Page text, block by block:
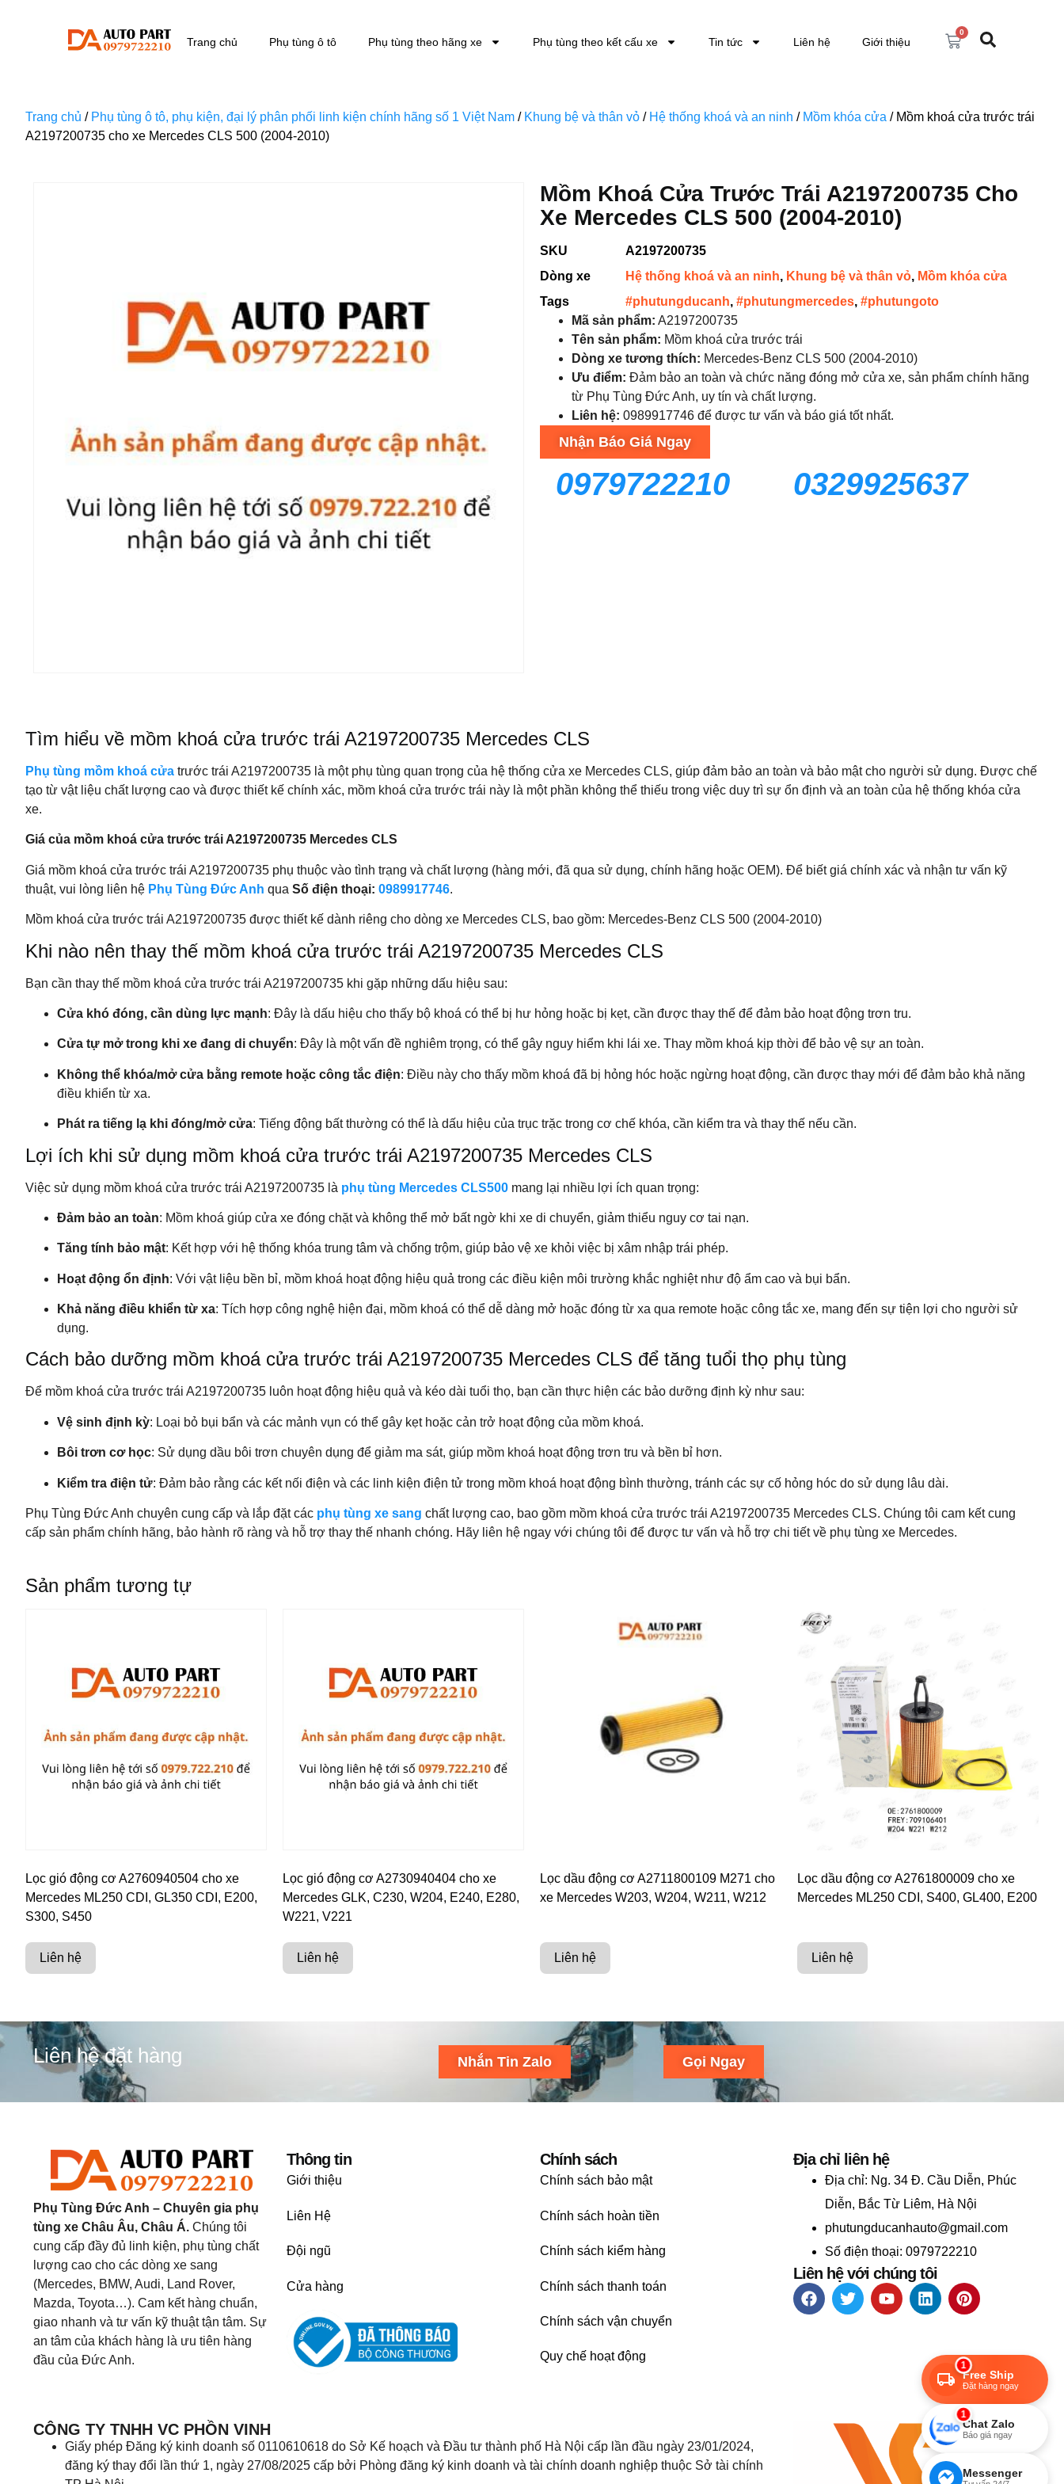
Trang chủ Phụ tùng ô tô Phụ tùng theo hãng xe Phụ tùng theo kết cấu xe Tin tức Liên hệ Giới thiệu
0
Trang chủ / Phụ tùng ô tô, phụ kiện, đại lý phân phối linh kiện chính hãng số 1 Việt Nam / Khung bệ và thân vỏ / Hệ thống khoá và an ninh / Mồm khóa cửa / Mồm khoá cửa trước trái
A2197200735 cho xe Mercedes CLS 500 (2004-2010)
Mồm Khoá Cửa Trước Trái A2197200735 Cho
Xe Mercedes CLS 500 (2004-2010)
SKU
A2197200735
Dòng xe
Hệ thống khoá và an ninh, Khung bệ và thân vỏ, Mồm khóa cửa
Tags
#phutungducanh, #phutungmercedes, #phutungoto
Mã sản phẩm: A2197200735
Tên sản phẩm: Mồm khoá cửa trước trái
Dòng xe tương thích: Mercedes-Benz CLS 500 (2004-2010)
Ưu điểm: Đảm bảo an toàn và chức năng đóng mở cửa xe, sản phẩm chính hãng
từ Phụ Tùng Đức Anh, uy tín và chất lượng.
Liên hệ: 0989917746 để được tư vấn và báo giá tốt nhất.
Nhận Báo Giá Ngay
0979722210 0329925637
Tìm hiểu về mồm khoá cửa trước trái A2197200735 Mercedes CLS
Phụ tùng mồm khoá cửa trước trái A2197200735 là một phụ tùng quan trọng của hệ thống cửa xe Mercedes CLS, giúp đảm bảo an toàn và bảo mật cho người sử dụng. Được chế
tạo từ vật liệu chất lượng cao và được thiết kế chính xác, mồm khoá cửa trước trái này là một phần không thể thiếu trong việc duy trì sự ổn định và an toàn của hệ thống khóa cửa
xe.
Giá của mồm khoá cửa trước trái A2197200735 Mercedes CLS
Giá mồm khoá cửa trước trái A2197200735 phụ thuộc vào tình trạng và chất lượng (hàng mới, đã qua sử dụng, chính hãng hoặc OEM). Để biết giá chính xác và nhận tư vấn kỹ
thuật, vui lòng liên hệ Phụ Tùng Đức Anh qua Số điện thoại: 0989917746.
Mồm khoá cửa trước trái A2197200735 được thiết kế dành riêng cho dòng xe Mercedes CLS, bao gồm: Mercedes-Benz CLS 500 (2004-2010)
Khi nào nên thay thế mồm khoá cửa trước trái A2197200735 Mercedes CLS
Bạn cần thay thế mồm khoá cửa trước trái A2197200735 khi gặp những dấu hiệu sau:
Cửa khó đóng, cần dùng lực mạnh: Đây là dấu hiệu cho thấy bộ khoá có thể bị hư hỏng hoặc bị kẹt, cần được thay thế để đảm bảo hoạt động trơn tru.
Cửa tự mở trong khi xe đang di chuyển: Đây là một vấn đề nghiêm trọng, có thể gây nguy hiểm khi lái xe. Thay mồm khoá kịp thời để bảo vệ sự an toàn.
Không thể khóa/mở cửa bằng remote hoặc công tắc điện: Điều này cho thấy mồm khoá đã bị hỏng hóc hoặc ngừng hoạt động, cần được thay mới để đảm bảo khả năng
điều khiển từ xa.
Phát ra tiếng lạ khi đóng/mở cửa: Tiếng động bất thường có thể là dấu hiệu của trục trặc trong cơ chế khóa, cần kiểm tra và thay thế nếu cần.
Lợi ích khi sử dụng mồm khoá cửa trước trái A2197200735 Mercedes CLS
Việc sử dụng mồm khoá cửa trước trái A2197200735 là phụ tùng Mercedes CLS500 mang lại nhiều lợi ích quan trọng:
Đảm bảo an toàn: Mồm khoá giúp cửa xe đóng chặt và không thể mở bất ngờ khi xe di chuyển, giảm thiểu nguy cơ tai nạn.
Tăng tính bảo mật: Kết hợp với hệ thống khóa trung tâm và chống trộm, giúp bảo vệ xe khỏi việc bị xâm nhập trái phép.
Hoạt động ổn định: Với vật liệu bền bỉ, mồm khoá hoạt động hiệu quả trong các điều kiện môi trường khắc nghiệt như độ ẩm cao và bụi bẩn.
Khả năng điều khiển từ xa: Tích hợp công nghệ hiện đại, mồm khoá có thể dễ dàng mở hoặc đóng từ xa qua remote hoặc công tắc xe, mang đến sự tiện lợi cho người sử
dụng.
Cách bảo dưỡng mồm khoá cửa trước trái A2197200735 Mercedes CLS để tăng tuổi thọ phụ tùng
Để mồm khoá cửa trước trái A2197200735 luôn hoạt động hiệu quả và kéo dài tuổi thọ, bạn cần thực hiện các bảo dưỡng định kỳ như sau:
Vệ sinh định kỳ: Loại bỏ bụi bẩn và các mảnh vụn có thể gây kẹt hoặc cản trở hoạt động của mồm khoá.
Bôi trơn cơ học: Sử dụng dầu bôi trơn chuyên dụng để giảm ma sát, giúp mồm khoá hoạt động trơn tru và bền bỉ hơn.
Kiểm tra điện tử: Đảm bảo rằng các kết nối điện và các linh kiện điện tử trong mồm khoá hoạt động bình thường, tránh các sự cố hỏng hóc do sử dụng lâu dài.
Phụ Tùng Đức Anh chuyên cung cấp và lắp đặt các phụ tùng xe sang chất lượng cao, bao gồm mồm khoá cửa trước trái A2197200735 Mercedes CLS. Chúng tôi cam kết cung
cấp sản phẩm chính hãng, bảo hành rõ ràng và hỗ trợ thay thế nhanh chóng. Hãy liên hệ ngay với chúng tôi để được tư vấn và hỗ trợ chi tiết về phụ tùng xe Mercedes.
Sản phẩm tương tự
Lọc gió động cơ A2760940504 cho xe
Mercedes ML250 CDI, GL350 CDI, E200,
S300, S450
Liên hệ
Lọc gió động cơ A2730940404 cho xe
Mercedes GLK, C230, W204, E240, E280,
W221, V221
Liên hệ
Lọc dầu động cơ A2711800109 M271 cho
xe Mercedes W203, W204, W211, W212
Liên hệ
Lọc dầu động cơ A2761800009 cho xe
Mercedes ML250 CDI, S400, GL400, E200
Liên hệ
Liên hệ đặt hàng Nhắn Tin Zalo Gọi Ngay
Phụ Tùng Đức Anh – Chuyên gia phụ
tùng xe Châu Âu, Châu Á. Chúng tôi
cung cấp đầy đủ linh kiện, phụ tùng chất
lượng cao cho các dòng xe sang
(Mercedes, BMW, Audi, Land Rover,
Mazda, Toyota…). Cam kết hàng chuẩn,
giao nhanh và tư vấn kỹ thuật tận tâm. Sự
an tâm của khách hàng là ưu tiên hàng
đầu của Đức Anh.
Thông tin
Giới thiệu
Liên Hệ
Đội ngũ
Cửa hàng
Chính sách
Chính sách bảo mật
Chính sách hoàn tiền
Chính sách kiểm hàng
Chính sách thanh toán
Chính sách vận chuyển
Quy chế hoạt động
Địa chỉ liên hệ
Địa chỉ: Ng. 34 Đ. Cầu Diễn, Phúc
Diễn, Bắc Từ Liêm, Hà Nội
phutungducanhauto@gmail.com
Số điện thoại: 0979722210
Liên hệ với chúng tôi
CÔNG TY TNHH VC PHỒN VINH
Giấy phép Đăng ký kinh doanh số 0110610618 do Sở Kế hoạch và Đầu tư thành phố Hà Nội cấp lần đầu ngày 23/01/2024,
đăng ký thay đổi lần thứ 1, ngày 27/08/2025 cấp bởi Phòng đăng ký kinh doanh và tài chính doanh nghiệp thuộc Sở tài chính
1
Free Ship
Đặt hàng ngay
1
Chat Zalo
Báo giá ngay
Messenger